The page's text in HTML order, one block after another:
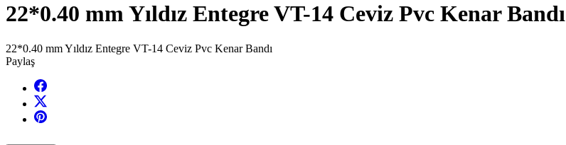
22*0.40 mm Yıldız Entegre VT-14 Ceviz Pvc Kenar Bandı
22*0.40 mm Yıldız Entegre VT-14 Ceviz Pvc Kenar Bandı
Paylaş